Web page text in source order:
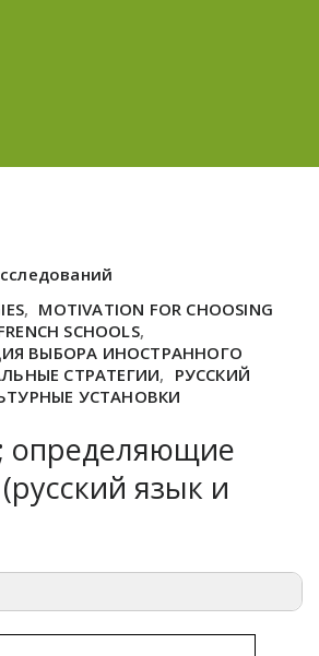
, MOTIVATION FOR CHOOSING
SCHOOLS,
ВЫБОРА ИНОСТРАННОГО
СТРАТЕГИИ, РУССКИЙ
УСТАНОВКИ
определяющие
язык и